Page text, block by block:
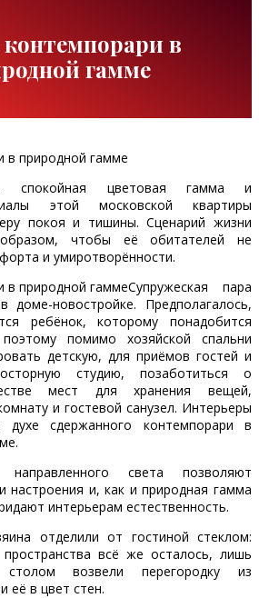
в
гамме
спокойная цветовая гамма и
этой московской квартиры
покоя и тишины. Сценарий жизни
чтобы её обитателей не
и умиротворённости.
Супружеская пара
доме-новостройке. Предполагалось,
ребёнок, которому понадобится
помимо хозяйской спальни
детскую, для приёмов гостей и
студию, позаботиться о
мест для хранения вещей,
и гостевой санузел. Интерьеры
сдержанного контемпорари в
направленного света позволяют
настроения и, как и природная гамма
интерьерам естественность.
отделили от гостиной стеклом:
пространства всё же осталось, лишь
возвели перегородку из
её в цвет стен.